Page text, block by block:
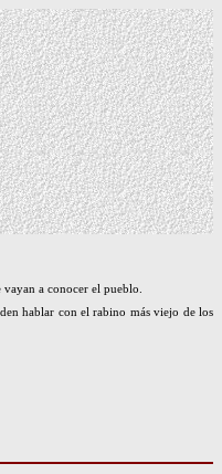
a conocer el pueblo.
hablar con el rabino más viejo de los